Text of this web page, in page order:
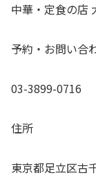
中華・定食の店
予約・お問い合
03-3899-0716
住所
東京都足立区古